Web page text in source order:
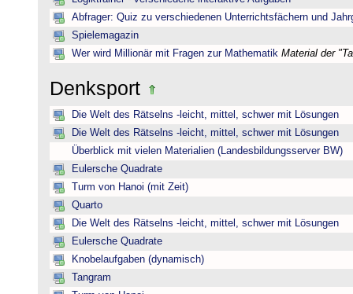
Abfrager: Quiz zu verschiedenen Unterrichtsfächern und
Spielemagazin
Wer wird Millionär mit Fragen zur Mathematik Material der
Denksport
Die Welt des Rätselns -leicht, mittel, schwer mit Lösungen
Die Welt des Rätselns -leicht, mittel, schwer mit Lösungen
Überblick mit vielen Materialien (Landesbildungsserver BW)
Eulersche Quadrate
Turm von Hanoi (mit Zeit)
Quarto
Die Welt des Rätselns -leicht, mittel, schwer mit Lösungen
Eulersche Quadrate
Knobelaufgaben (dynamisch)
Tangram